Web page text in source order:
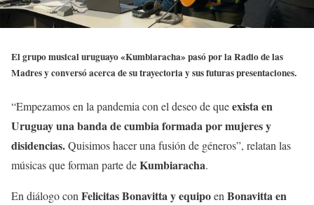
El grupo musical uruguayo «Kumbiaracha» pasó por la Radio de las
Madres y conversó acerca de su trayectoria y sus futuras presentaciones.
“Empezamos en la pandemia con el deseo de queexista en
Uruguay una banda de cumbia formada por mujeres y
disidencias.Quisimos hacer una fusión de géneros”, relatan las
músicas que forman parte deKumbiaracha.
En diálogo conFelicitas Bonavitta y equipoenBonavitta en